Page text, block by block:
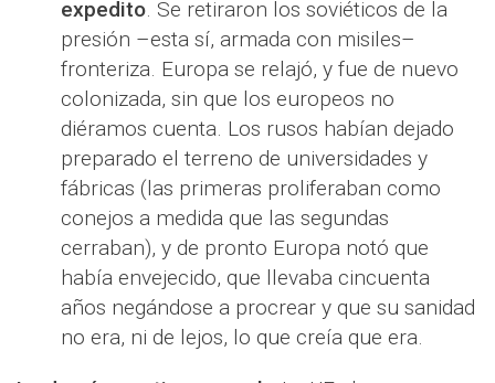
expedito. Se retiraron los soviéticos de la
presión –esta sí, armada con misiles–
fronteriza. Europa se relajó, y fue de nuevo
colonizada, sin que los europeos no
diéramos cuenta. Los rusos habían dejado
preparado el terreno de universidades y
fábricas (las primeras proliferaban como
conejos a medida que las segundas
cerraban), y de pronto Europa notó que
había envejecido, que llevaba cincuenta
años negándose a procrear y que su sanidad
no era, ni de lejos, lo que creía que era.